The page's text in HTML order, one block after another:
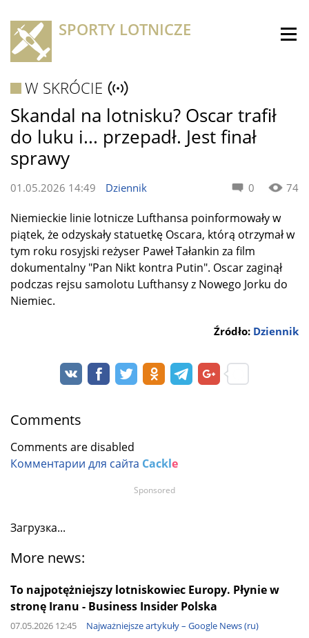
SPORTY LOTNICZE
W SKRÓCIE
Skandal na lotnisku? Oscar trafił
do luku i... przepadł. Jest finał
sprawy
0 74
01.05.2026 14:49 Dziennik
Niemieckie linie lotnicze Lufthansa poinformowały w
piątek, że odzyskały statuetkę Oscara, którą otrzymał w
tym roku rosyjski reżyser Paweł Tałankin za film
dokumentalny "Pan Nikt kontra Putin". Oscar zaginął
podczas rejsu samolotu Lufthansy z Nowego Jorku do
Niemiec.
Źródło: Dziennik
Comments
Comments are disabled
Комментарии для сайта Cackle
Загрузка...
More news:
To najpotężniejszy lotniskowiec Europy. Płynie w
stronę Iranu - Business Insider Polska
07.05.2026 12:45 Najważniejsze artykuły – Google News (ru)
Sponsored